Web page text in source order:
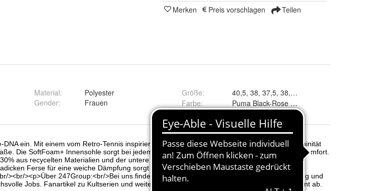
Merken Preis vorschlagen Teilen
Material:
Polyester
Gender: Frauen
Größe:
Farbe: Puma Black-Rose Gold, Puma White-